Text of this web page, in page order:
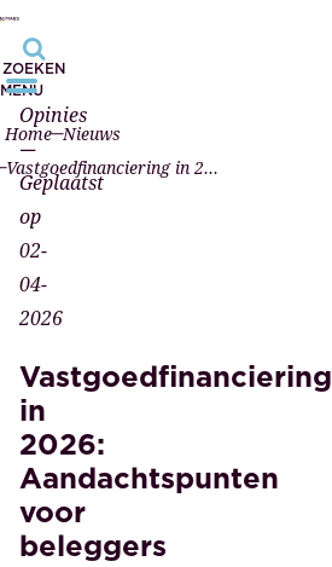
ZOEKEN
MENU
Home Nieuws
Vastgoedfinanciering in 2026: Aandachtspunten voor beleggers
Opinies
—
Geplaatst
op
02-
04-
2026
Vastgoedfinanciering
in
2026:
Aandachtspunten
voor
beleggers